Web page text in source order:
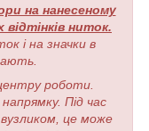
на нанесеному
відтінків ниток.
і на значки в
роботи.
Під час
це може